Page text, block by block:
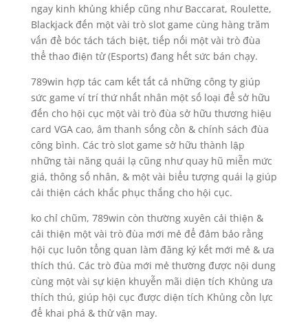
ngay kinh khủng khiếp cũng như Baccarat, Roulette,
Blackjack đến một vài trò slot game cùng hàng trăm
vấn đề bóc tách tách biệt, tiếp nối một vài trò đùa
thể thao điện tử (Esports) đang hết sức bán chạy.
789win hợp tác cam kết tất cả những công ty giúp
sức game ví trí thứ nhất nhân một số loại để sở hữu
đến cho hội cục một vài trò đùa sở hữu thương hiệu
card VGA cao, âm thanh sống cồn & chính sách đùa
công bình. Các trò slot game sở hữu thành lập
những tài năng quái lạ cũng như quay hũ miễn mức
giá, thông số nhân, & một vài biểu tượng quái lạ giúp
cải thiện cách khắc phục thắng cho hội cục.
ko chỉ chũm, 789win còn thường xuyên cải thiện &
cải thiện một vài trò đùa mới mẻ để đảm bảo rằng
hội cục luôn tổng quan làm đăng ký kết mới mẻ & ưa
thích thú. Các trò đùa mới mẻ thường được nội dung
cùng một vài sự kiện khuyễn mãi diện tích Khủng ưa
thích thú, giúp hội cục được diện tích Khủng cồn lực
để khai phá & thử vận may.